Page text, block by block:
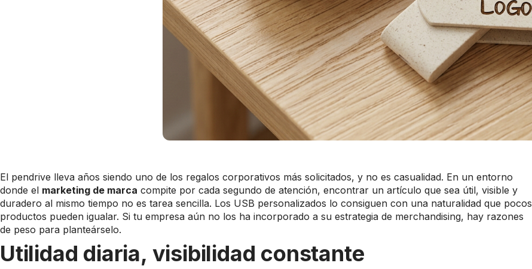
El pendrive lleva años siendo uno de los regalos corporativos más solicitados, y no es casualidad. En un entorno
donde el marketing de marca compite por cada segundo de atención, encontrar un artículo que sea útil, visible y
duradero al mismo tiempo no es tarea sencilla. Los USB personalizados lo consiguen con una naturalidad que pocos
productos pueden igualar. Si tu empresa aún no los ha incorporado a su estrategia de merchandising, hay razones
de peso para planteárselo.
Utilidad diaria, visibilidad constante